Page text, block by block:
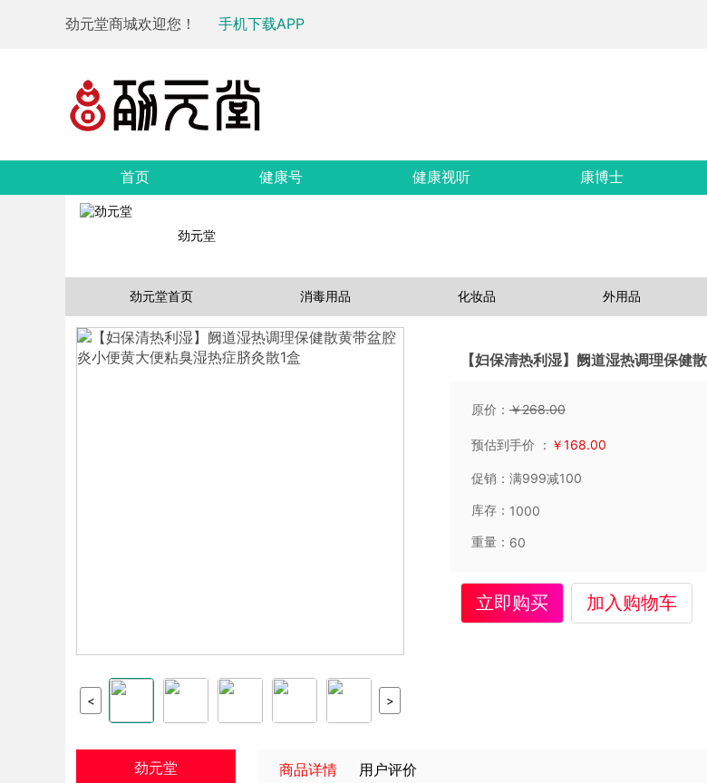
劲元堂商城欢迎您！ 手机下载APP
首页 健康号 健康视听 康博士
劲元堂
劲元堂首页 消毒用品 化妆品 外用品
< >
【妇保清热利湿】阙道湿热调理保健
原价：￥268.00
预估到手价 ： ￥168.00
促销： 满999减100
库存： 1000
重量： 60
立即购买 加入购物车
劲元堂 商品详情 用户评价